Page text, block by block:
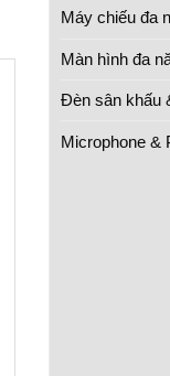
Máy chiếu đa
Màn hình đa
Đèn sân khấu
Microphone &